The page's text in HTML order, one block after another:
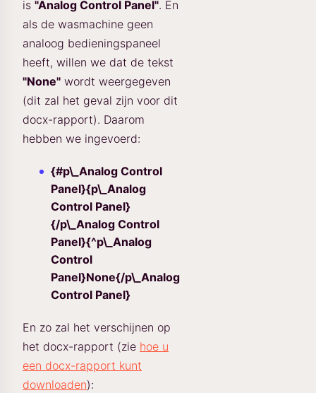
is "Analog Control Panel". En
als de wasmachine geen
analoog bedieningspaneel
heeft, willen we dat de tekst
"None" wordt weergegeven
(dit zal het geval zijn voor dit
docx-rapport). Daarom
hebben we ingevoerd:
{#p\_Analog Control
Panel}{p\_Analog
Control Panel}
{/p\_Analog Control
Panel}{^p\_Analog
Control
Panel}None{/p\_Analog
Control Panel}
En zo zal het verschijnen op
het docx-rapport (zie hoe u
een docx-rapport kunt
downloaden):